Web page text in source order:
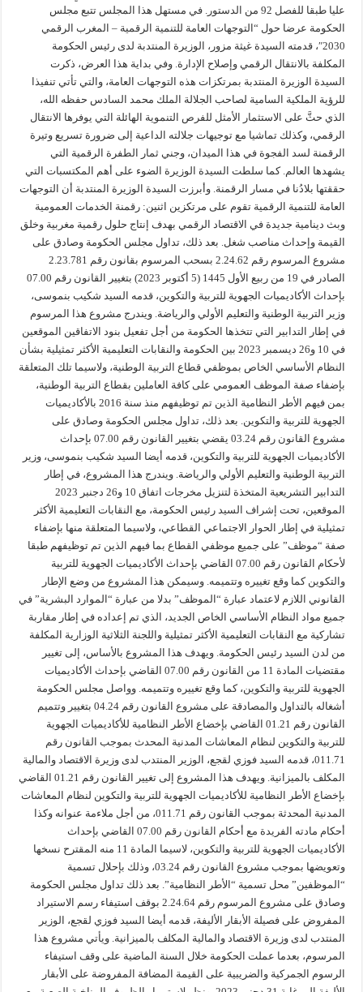
عليا طبقا للفصل 92 من الدستور. في مستهل هذا المجلس تتبع مجلس
الحكومة عرضا حول “التوجهات العامة للتنمية الرقمية – المغرب الرقمي
2030″، قدمته السيدة غيثة مزور، الوزيرة المنتدبة لدى رئيس الحكومة
المكلفة بالانتقال الرقمي وإصلاح الإدارة. وفي بداية هذا العرض، ذكرت
السيدة الوزيرة المنتدبة بمرتكزات هذه التوجهات العامة، والتي تأتي تنفيذا
للرؤية الملكية السامية لصاحب الجلالة الملك محمد السادس حفظه الله،
الذي حثَّ على الاستثمار الأمثل للفرص التنموية الهائلة التي يوفرها الانتقال
الرقمي، وكذلك تماشيا مع توجيهات جلالته الداعية إلى ضرورة تسريع وتيرة
الرقمنة لسد الفجوة في هذا الميدان، وجني ثمار الطفرة الرقمية التي
يشهدها العالم. كما سلطت السيدة الوزيرة الضوء على أهم المكتسبات التي
حققتها بلادُنا في مسار الرقمنة. وأبرزت السيدة الوزيرة المنتدبة أن التوجهات
العامة للتنمية الرقمية تقوم على مرتكزين اثنين: رقمنة الخدمات العمومية
وبث دينامية جديدة في الاقتصاد الرقمي بهدف إنتاج حلول رقمية مغربية وخلق
القيمة وإحداث مناصب شغل. بعد ذلك، تداول مجلس الحكومة وصادق على
مشروع المرسوم رقم 2.24.62 بسحب المرسوم بقانون رقم 2.23.781
الصادر في 19 من ربيع الأول 1445 (5 أكتوبر 2023) بتغيير القانون رقم 07.00
بإحداث الأكاديميات الجهوية للتربية والتكوين، قدمه السيد شكيب بنموسى،
وزير التربية الوطنية والتعليم الأولي والرياضة. ويندرج مشروع هذا المرسوم
في إطار التدابير التي تتخذها الحكومة من أجل تفعيل بنود الاتفاقين الموقعين
في 10 و26 ديسمبر 2023 بين الحكومة والنقابات التعليمية الأكثر تمثيلية بشأن
النظام الأساسي الخاص بموظفي قطاع التربية الوطنية، ولاسيما تلك المتعلقة
بإضفاء صفة الموظف العمومي على كافة العاملين بقطاع التربية الوطنية،
بمن فيهم الأطر النظامية الذين تم توظيفهم منذ سنة 2016 بالأكاديميات
الجهوية للتربية والتكوين. بعد ذلك، تداول مجلس الحكومة وصادق على
مشروع القانون رقم 03.24 يقضي بتغيير القانون رقم 07.00 بإحداث
الأكاديميات الجهوية للتربية والتكوين، قدمه أيضا السيد شكيب بنموسى، وزير
التربية الوطنية والتعليم الأولي والرياضة. ويندرج هذا المشروع، في إطار
التدابير التشريعية المتخذة لتنزيل مخرجات اتفاق 10 و26 دجنبر 2023
الموقعين، تحت إشراف السيد رئيس الحكومة، مع النقابات التعليمية الأكثر
تمثيلية في إطار الحوار الاجتماعي القطاعي، ولاسيما المتعلقة منها بإضفاء
صفة “موظف” على جميع موظفي القطاع بما فيهم الذين تم توظيفهم طبقا
لأحكام القانون رقم 07.00 القاضي بإحداث الأكاديميات الجهوية للتربية
والتكوين كما وقع تغييره وتتميمه. وسيمكن هذا المشروع من وضع الإطار
القانوني اللازم لاعتماد عبارة “الموظف” بدلا من عبارة “الموارد البشرية” في
جميع مواد النظام الأساسي الخاص الجديد، الذي تم إعداده في إطار مقاربة
تشاركية مع النقابات التعليمية الأكثر تمثيلية واللجنة الثلاثية الوزارية المكلفة
من لدن السيد رئيس الحكومة. ويهدف هذا المشروع بالأساس، إلى تغيير
مقتضيات المادة 11 من القانون رقم 07.00 القاضي بإحداث الأكاديميات
الجهوية للتربية والتكوين، كما وقع تغييره وتتميمه. وواصل مجلس الحكومة
أشغاله بالتداول والمصادقة على مشروع القانون رقم 04.24 بتغيير وتتميم
القانون رقم 01.21 القاضي بإخضاع الأطر النظامية للأكاديميات الجهوية
للتربية والتكوين لنظام المعاشات المدنية المحدث بموجب القانون رقم
011.71، قدمه السيد فوزي لقجع، الوزير المنتدب لدى وزيرة الاقتصاد والمالية
المكلف بالميزانية. ويهدف هذا المشروع إلى تغيير القانون رقم 01.21 القاضي
بإخضاع الأطر النظامية للأكاديميات الجهوية للتربية والتكوين لنظام المعاشات
المدنية المحدثة بموجب القانون رقم 011.71، من أجل ملاءمة عنوانه وكذا
أحكام مادته الفريدة مع أحكام القانون رقم 07.00 القاضي بإحداث
الأكاديميات الجهوية للتربية والتكوين، لاسيما المادة 11 منه المقترح نسخها
وتعويضها بموجب مشروع القانون رقم 03.24، وذلك بإحلال تسمية
“الموظفين” محل تسمية “الأطر النظامية”. بعد ذلك تداول مجلس الحكومة
وصادق على مشروع المرسوم رقم 2.24.64 بوقف استيفاء رسم الاستيراد
المفروض على فصيلة الأبقار الأليفة، قدمه أيضا السيد فوزي لقجع، الوزير
المنتدب لدى وزيرة الاقتصاد والمالية المكلف بالميزانية. ويأتي مشروع هذا
المرسوم، بعدما عملت الحكومة خلال السنة الماضية على وقف استيفاء
الرسوم الجمركية والضريبية على القيمة المضافة المفروضة على الأبقار